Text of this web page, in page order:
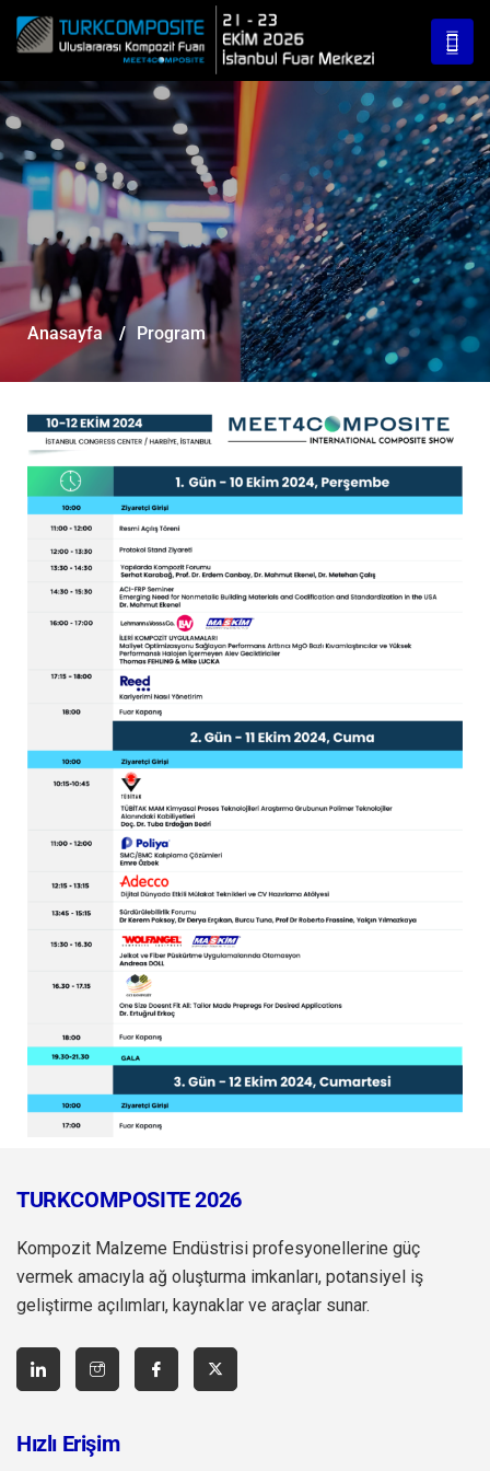
Anasayfa / Program
TURKCOMPOSITE 2026
Kompozit Malzeme Endüstrisi profesyonellerine güç
vermek amacıyla ağ oluşturma imkanları, potansiyel iş
geliştirme açılımları, kaynaklar ve araçlar sunar.
Hızlı Erişim